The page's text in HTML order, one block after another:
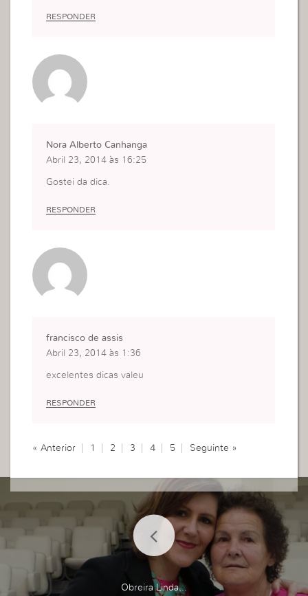
RESPONDER
Nora Alberto Canhanga
Abril 23, 2014 às 16:25
Gostei da dica.
RESPONDER
francisco de assis
Abril 23, 2014 às 1:36
excelentes dicas valeu
RESPONDER
« Anterior 1 2 3 4 5 Seguinte »
Obreira Linda...